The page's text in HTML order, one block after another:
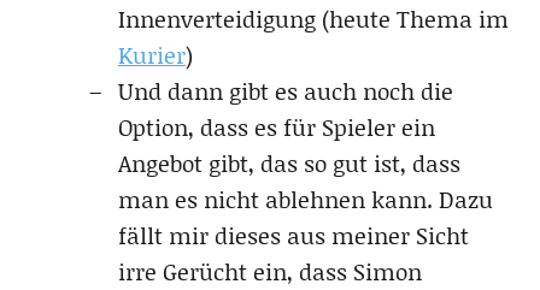
Innenverteidigung (heute Thema im
Kurier)
Und dann gibt es auch noch die
Option, dass es für Spieler ein
Angebot gibt, das so gut ist, dass
man es nicht ablehnen kann. Dazu
fällt mir dieses aus meiner Sicht
irre Gerücht ein, dass Simon